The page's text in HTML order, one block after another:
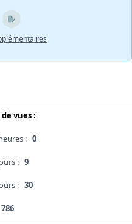
vues :
: 0
: 9
: 30
786